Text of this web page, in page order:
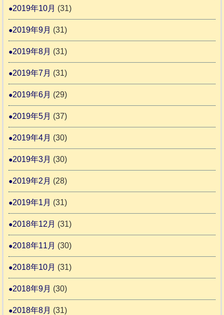
2019年10月 (31)
2019年9月 (31)
2019年8月 (31)
2019年7月 (31)
2019年6月 (29)
2019年5月 (37)
2019年4月 (30)
2019年3月 (30)
2019年2月 (28)
2019年1月 (31)
2018年12月 (31)
2018年11月 (30)
2018年10月 (31)
2018年9月 (30)
2018年8月 (31)